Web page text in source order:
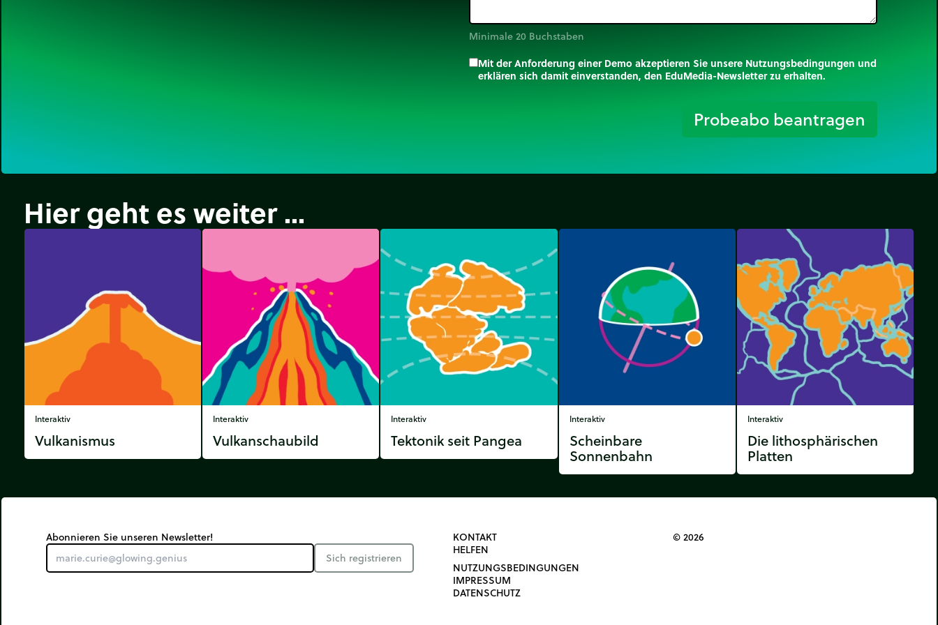
Minimale 20 Buchstaben
Mit der Anforderung einer Demo akzeptieren Sie unsere Nutzungsbedingungen und
erklären sich damit einverstanden, den EduMedia-Newsletter zu erhalten.
Probeabo beantragen
Hier geht es weiter ...
Interaktiv
Vulkanismus
Interaktiv
Vulkanschaubild
Interaktiv
Tektonik seit Pangea
Interaktiv
Scheinbare
Sonnenbahn
Interaktiv
Die lithosphärischen
Platten
Abonnieren Sie unseren Newsletter!
Sich registrieren
KONTAKT
HELFEN
NUTZUNGSBEDINGUNGEN
IMPRESSUM
DATENSCHUTZ
© 2026